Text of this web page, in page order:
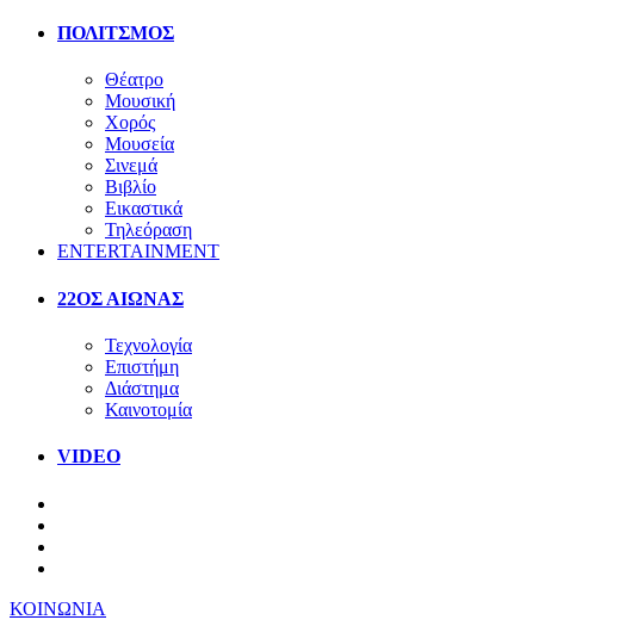
ΠΟΛΙΤΣΜΟΣ
Θέατρο
Μουσική
Χορός
Μουσεία
Σινεμά
Βιβλίο
Εικαστικά
Τηλεόραση
ENTERTAINMENT
22ΟΣ ΑΙΩΝΑΣ
Τεχνολογία
Επιστήμη
Διάστημα
Καινοτομία
VIDEO
ΚΟΙΝΩΝΙΑ